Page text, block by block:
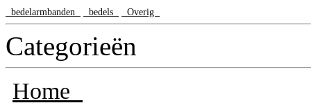
bedelarmbanden bedels Overig
Categorieën
Home